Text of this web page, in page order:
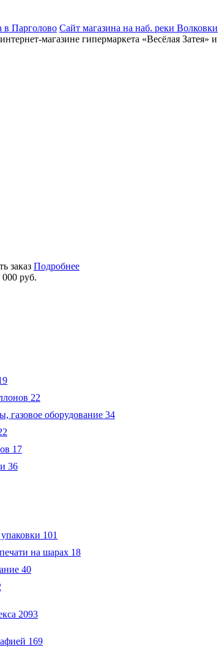
в Парголово Сайт магазина на наб. реки Волковки
магазине гипермаркета «Весёлая Затея» и
заказ Подробнее
руб.
22
газовое оборудование 34
17
36
101
на шарах 18
40
2093
169